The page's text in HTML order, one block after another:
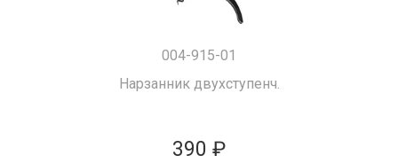
004-915-01
Нарзанник двухступенч.
390 ₽